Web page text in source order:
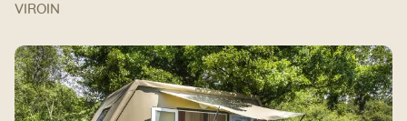
VIROIN